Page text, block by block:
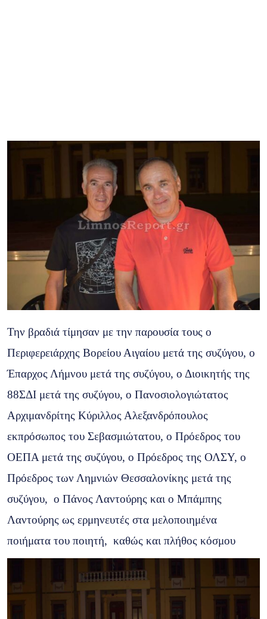
Την βραδιά τίμησαν με την παρουσία τους ο
Περιφερειάρχης Βορείου Αιγαίου μετά της συζύγου, ο
Έπαρχος Λήμνου μετά της συζύγου, ο Διοικητής της
88ΣΔΙ μετά της συζύγου, ο Πανοσιολογιώτατος
Αρχιμανδρίτης Κύριλλος Αλεξανδρόπουλος
εκπρόσωπος του Σεβασμιώτατου, o Πρόεδρος του
ΟΕΠΑ μετά της συζύγου, ο Πρόεδρος της ΟΛΣΥ, ο
Πρόεδρος των Λημνιών Θεσσαλονίκης μετά της
συζύγου, ο Πάνος Λαντούρης και ο Μπάμπης
Λαντούρης ως ερμηνευτές στα μελοποιημένα
ποιήματα του ποιητή, καθώς και πλήθος κόσμου